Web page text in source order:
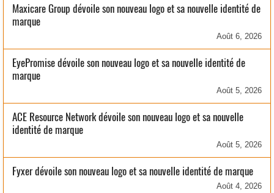
Maxicare Group dévoile son nouveau logo et sa nouvelle identité de
marque
Août 6, 2026
EyePromise dévoile son nouveau logo et sa nouvelle identité de
marque
Août 5, 2026
ACE Resource Network dévoile son nouveau logo et sa nouvelle
identité de marque
Août 5, 2026
Fyxer dévoile son nouveau logo et sa nouvelle identité de marque
Août 4, 2026